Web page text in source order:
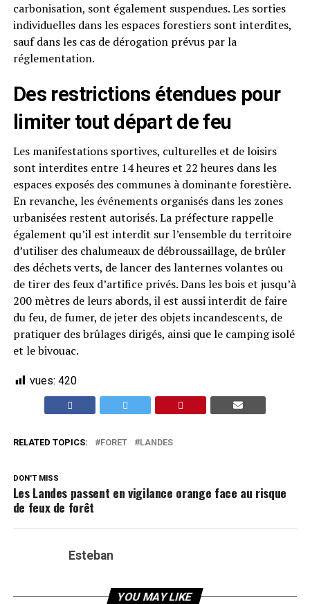
carbonisation, sont également suspendues. Les sorties
individuelles dans les espaces forestiers sont interdites,
sauf dans les cas de dérogation prévus par la
réglementation.
Des restrictions étendues pour
limiter tout départ de feu
Les manifestations sportives, culturelles et de loisirs
sont interdites entre 14 heures et 22 heures dans les
espaces exposés des communes à dominante forestière.
En revanche, les événements organisés dans les zones
urbanisées restent autorisés. La préfecture rappelle
également qu’il est interdit sur l’ensemble du territoire
d’utiliser des chalumeaux de débroussaillage, de brûler
des déchets verts, de lancer des lanternes volantes ou
de tirer des feux d’artifice privés. Dans les bois et jusqu’à
200 mètres de leurs abords, il est aussi interdit de faire
du feu, de fumer, de jeter des objets incandescents, de
pratiquer des brûlages dirigés, ainsi que le camping isolé
et le bivouac.
vues: 420
RELATED TOPICS: FORET LANDES
DON'T MISS
Les Landes passent en vigilance orange face au risque
de feux de forêt
Esteban
YOU MAY LIKE